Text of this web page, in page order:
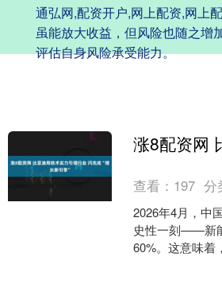
通弘网,配资开户,网上配资,网上
虽能放大收益，但风险也随之增
评估自身风险承受能力。
查看： 197 分
2026年4月，中
史性一刻——新
60%。这意味着